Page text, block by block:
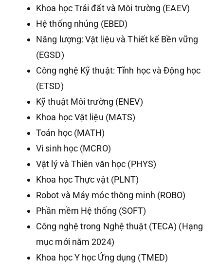
Khoa học Trái đất và Môi trường (EAEV)
Hệ thống nhúng (EBED)
Năng lượng: Vật liệu và Thiết kế Bền vững
(EGSD)
Công nghệ Kỹ thuật: Tĩnh học và Động học
(ETSD)
Kỹ thuật Môi trường (ENEV)
Khoa học Vật liệu (MATS)
Toán học (MATH)
Vi sinh học (MCRO)
Vật lý và Thiên văn học (PHYS)
Khoa học Thực vật (PLNT)
Robot và Máy móc thông minh (ROBO)
Phần mềm Hệ thống (SOFT)
Công nghệ trong Nghệ thuật (TECA) (Hạng
mục mới năm 2024)
Khoa học Y học Ứng dụng (TMED)